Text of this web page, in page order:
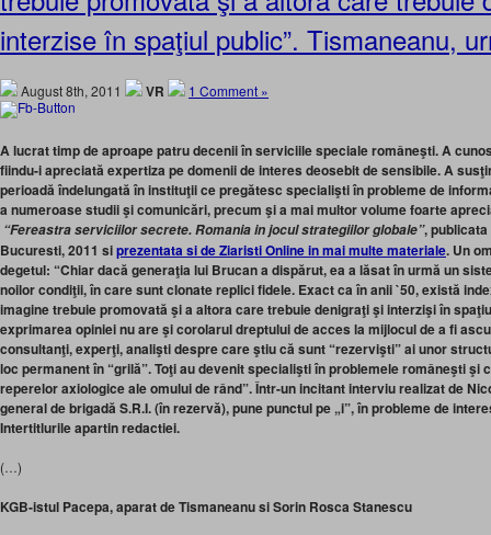
interzise în spaţiul public”. Tismaneanu,
August 8th, 2011 VR 1 Comment »
A lucrat timp de aproape patru decenii în serviciile speciale româneşti. A
fiindu-i apreciată expertiza pe domenii de interes deosebit de sensibile. A
perioadă îndelungată în instituţii ce pregătesc specialişti în probleme de
a numeroase studii şi comunicări, precum şi a mai multor volume foarte
“Fereastra serviciilor secrete. Romania in jocul strategiilor globale”,
Bucuresti, 2011 siprezentata si de Ziaristi Online in mai multe materiale. Un
degetul: “Chiar dacă generaţia lui Brucan a dispărut, ea a lăsat în urmă un
noilor condiţii, în care sunt clonate replici fidele. Exact ca în anii `50, există
imagine trebuie promovată şi a altora care trebuie denigraţi şi interzişi în
exprimarea opiniei nu are şi corolarul dreptului de acces la mijlocul de a fi
consultanţi, experţi, analişti despre care ştiu că sunt “rezervişti” ai unor
loc permanent în “grilă”. Toţi au devenit specialişti în problemele româneşti şi
reperelor axiologice ale omului de rând”. Într-un incitant interviu realizat de
general de brigadă S.R.I. (în rezervă), pune punctul pe „i”, în probleme de
Intertitlurile apartin redactiei.
(…)
KGB-istul Pacepa, aparat de Tismaneanu si Sorin Rosca Stanescu